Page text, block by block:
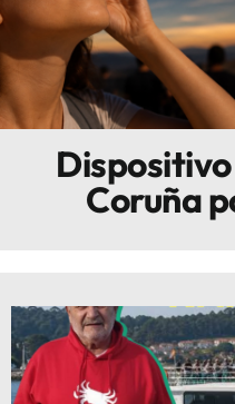
Escenarios
Sostenibilidad
Innova
Coruña